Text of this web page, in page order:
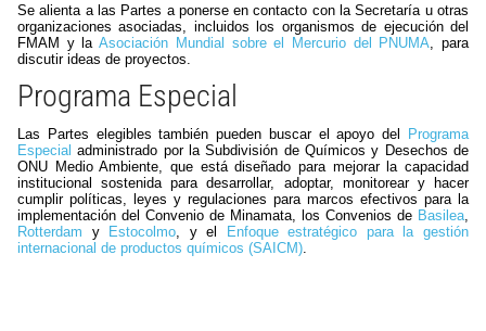
Se alienta a las Partes a ponerse en contacto con la Secretaría u otras
organizaciones asociadas, incluidos los organismos de ejecución del
FMAM y laAsociación Mundial sobre el Mercurio del PNUMA , para
discutir ideas de proyectos.
Programa Especial
Las Partes elegibles también pueden buscar el apoyo del Programa
Especial administrado por la Subdivisión de Químicos y Desechos de
ONU Medio Ambiente, que está diseñado para mejorar la capacidad
institucional sostenida para desarrollar, adoptar, monitorear y hacer
cumplir políticas, leyes y regulaciones para marcos efectivos para la
implementación del Convenio de Minamata, los Convenios de Basilea
Rotterdam y Estocolmo , y el Enfoque estratégico para la gestión
internacional de productos químicos (SAICM)